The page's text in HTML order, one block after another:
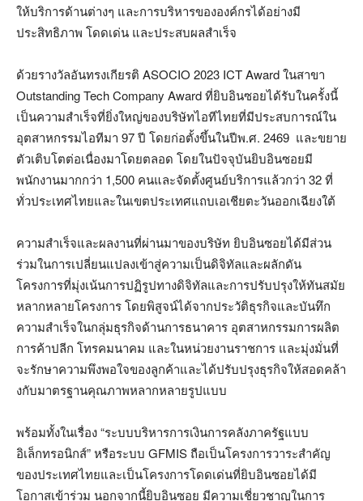
ให้บริการด้านต่างๆ และการบริหารขององค์กรได้อย่างมี
ประสิทธิภาพ โดดเด่น และประสบผลสำเร็จ
ด้วยรางวัลอันทรงเกียรติ ASOCIO 2023 ICT Award ในสาขา
Outstanding Tech Company Award ที่ยิบอินซอยได้รับในครั้งนี้
เป็นความสำเร็จที่ยิ่งใหญ่ของบริษัทไอทีไทยที่มีประสบการณ์ใน
อุตสาหกรรมไอทีมา 97 ปี โดยก่อตั้งขึ้นในปีพ.ศ. 2469 และขยาย
ตัวเติบโตต่อเนื่องมาโดยตลอด โดยในปัจจุบันยิบอินซอยมี
พนักงานมากกว่า 1,500 คนและจัดตั้งศูนย์บริการแล้วกว่า 32 ที่
ทั่วประเทศไทยและในเขตประเทศแถบเอเชียตะวันออกเฉียงใต้
ความสำเร็จและผลงานที่ผ่านมาของบริษัท ยิบอินซอยได้มีส่วน
ร่วมในการเปลี่ยนแปลงเข้าสู่ความเป็นดิจิทัลและผลักดัน
โครงการที่มุ่งเน้นการปฏิรูปทางดิจิทัลและการปรับปรุงให้ทันสมัย
หลากหลายโครงการ โดยพิสูจน์ได้จากประวัติธุรกิจและบันทึก
ความสำเร็จในกลุ่มธุรกิจด้านการธนาคาร อุตสาหกรรมการผลิต
การค้าปลีก โทรคมนาคม และในหน่วยงานราชการ และมุ่งมั่นที่
จะรักษาความพึงพอใจของลูกค้าและได้ปรับปรุงธุรกิจให้สอดคล้า
งกับมาตรฐานคุณภาพหลากหลายรูปแบบ
พร้อมทั้งในเรื่อง “ระบบบริหารการเงินการคลังภาครัฐแบบ
อิเล็กทรอนิกส์” หรือระบบ GFMIS ถือเป็นโครงการวาระสำคัญ
ของประเทศไทยและเป็นโครงการโดดเด่นที่ยิบอินซอยได้มี
โอกาสเข้าร่วม นอกจากนี้ยิบอินซอย มีความเชี่ยวชาญในการ